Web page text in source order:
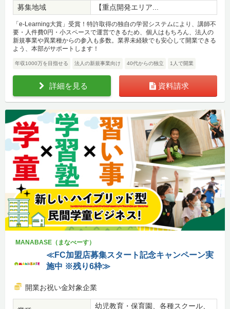
募集地域
【重点開発エリア...
「e-Learning大賞」受賞！特許取得の独自の学習システムにより、講師不
要・人件費0円・小スペースで運営できるため、個人はもちろん、法人の
新規事業や異業種からの参入も多数。業界未経験でも安心して開業できる
よう、本部がサポートします！
年収1000万を目指せる 法人の新規事業向け 40代からの独立 1人で開業
詳細を見る 資料請求
MANABASE（まなべーす）
≪FC加盟店募集スタート記念キャンペーン実
施中 ※残り6枠≫
開業お祝い金対象企業
幼児教育・保育園、各種スクール、